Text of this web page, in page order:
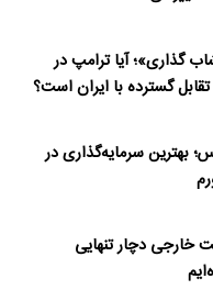
گذاری»؛ آیا ترامپ در
گسترده با ایران است؟
بهترین سرمایه‌گذاری در
خارجی دچار تنهایی